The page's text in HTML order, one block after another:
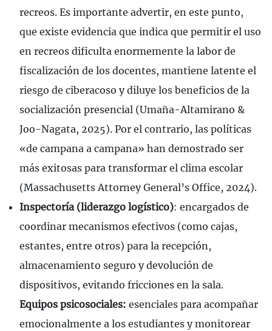
recreos. Es importante advertir, en este punto,
que existe evidencia que indica que permitir el uso
en recreos dificulta enormemente la labor de
fiscalización de los docentes, mantiene latente el
riesgo de ciberacoso y diluye los beneficios de la
socialización presencial (Umaña-Altamirano &
Joo-Nagata, 2025). Por el contrario, las políticas
«de campana a campana» han demostrado ser
más exitosas para transformar el clima escolar
(Massachusetts Attorney General’s Office, 2024).
Inspectoría (liderazgo logístico): encargados de
coordinar mecanismos efectivos (como cajas,
estantes, entre otros) para la recepción,
almacenamiento seguro y devolución de
dispositivos, evitando fricciones en la sala.
Equipos psicosociales: esenciales para acompañar
emocionalmente a los estudiantes y monitorear